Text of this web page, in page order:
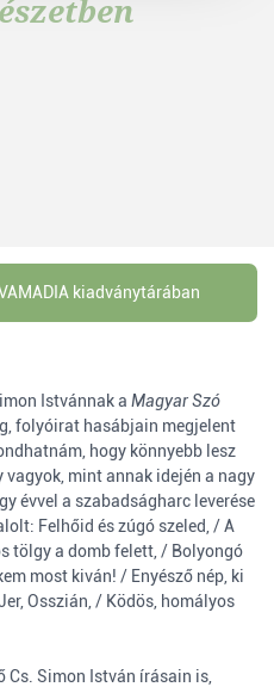
kiadványtárában
Istvánnak a Magyar Szó
folyóirat hasábjain megjelent
hogy könnyebb lesz
mint annak idején a nagy
évvel a szabadságharc leverése
Felhőid és zúgó szeled, / A
tölgy a domb felett, / Bolyongó
most kiván! / Enyésző nép, ki
Osszián, / Ködös, homályos
Cs. Simon István írásain is,